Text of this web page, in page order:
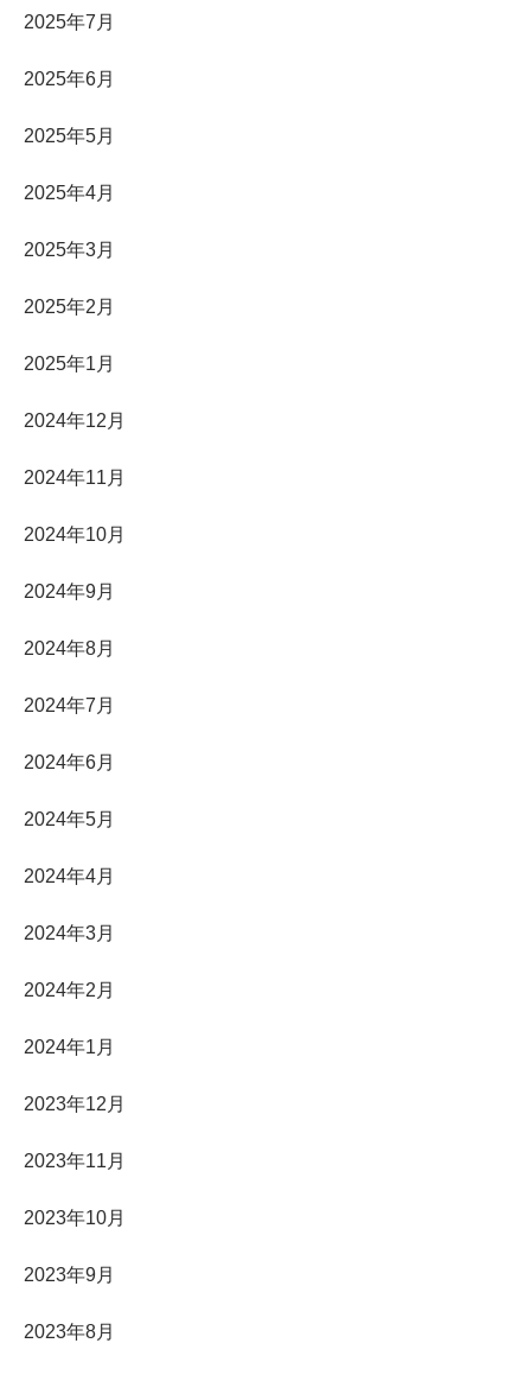
2025年7月
2025年6月
2025年5月
2025年4月
2025年3月
2025年2月
2025年1月
2024年12月
2024年11月
2024年10月
2024年9月
2024年8月
2024年7月
2024年6月
2024年5月
2024年4月
2024年3月
2024年2月
2024年1月
2023年12月
2023年11月
2023年10月
2023年9月
2023年8月